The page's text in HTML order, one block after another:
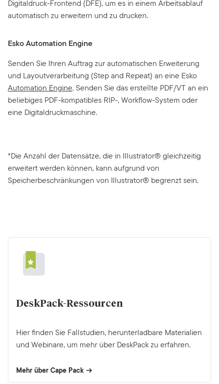
Digitaldruck-Frontend (DFE), um es in einem Arbeitsablauf
automatisch zu erweitern und zu drucken.
Esko Automation Engine
Senden Sie Ihren Auftrag zur automatischen Erweiterung
und Layoutverarbeitung (Step and Repeat) an eine Esko
Automation Engine. Senden Sie das erstellte PDF/VT an ein
beliebiges PDF-kompatibles RIP-, Workflow-System oder
eine Digitaldruckmaschine.
*Die Anzahl der Datensätze, die in Illustrator® gleichzeitig
erweitert werden können, kann aufgrund von
Speicherbeschränkungen von Illustrator® begrenzt sein.
DeskPack-Ressourcen
Hier finden Sie Fallstudien, herunterladbare Materialien
und Webinare, um mehr über DeskPack zu erfahren.
Mehr über Cape Pack